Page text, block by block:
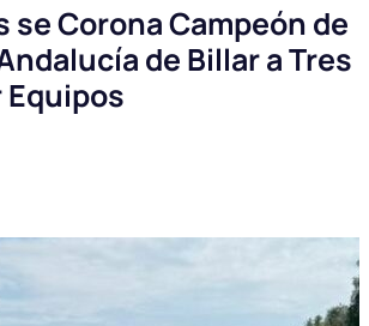
se Corona Campeón de
de Billar a Tres
Equipos